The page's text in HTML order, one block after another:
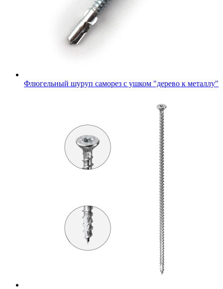
Флюгельный шуруп саморез с ушком "дерево к металлу"